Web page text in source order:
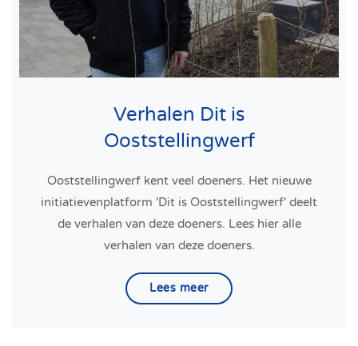
Verhalen Dit is
Ooststellingwerf
Ooststellingwerf kent veel doeners. Het nieuwe
initiatievenplatform 'Dit is Ooststellingwerf' deelt
de verhalen van deze doeners. Lees hier alle
verhalen van deze doeners.
Lees meer